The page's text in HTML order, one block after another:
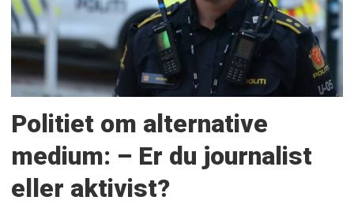
Politiet om alternative
medium: – Er du journalist
eller aktivist?